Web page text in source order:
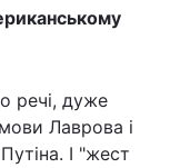
речі, дуже
Лаврова і
І "жест